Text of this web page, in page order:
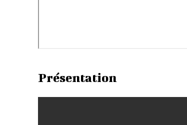
Présentation